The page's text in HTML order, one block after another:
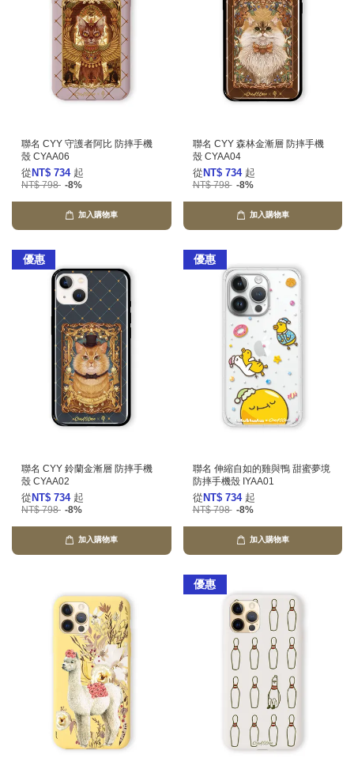
聯名 CYY 守護者阿比 防摔手機
殼 CYAA06
從 NT$ 734 起
NT$ 798 -8%
加入購物車
聯名 CYY 森林金漸層 防摔手機
殼 CYAA04
從 NT$ 734 起
NT$ 798 -8%
加入購物車
優惠
聯名 CYY 鈴蘭金漸層 防摔手機
殼 CYAA02
從 NT$ 734 起
NT$ 798 -8%
加入購物車
優惠
聯名 伸縮自如的雞與鴨 甜蜜夢境
防摔手機殼 IYAA01
從 NT$ 734 起
NT$ 798 -8%
加入購物車
優惠